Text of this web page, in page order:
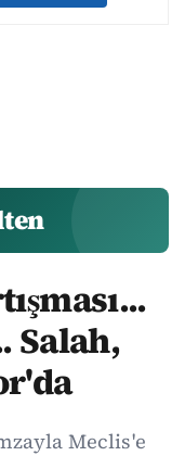
Salah,
Meclis'e